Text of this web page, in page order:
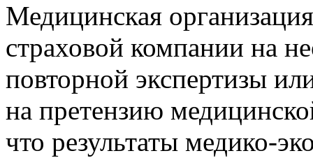
Медицинская
страховой компании на
повторной экспертизы
на претензию
что результаты медико-